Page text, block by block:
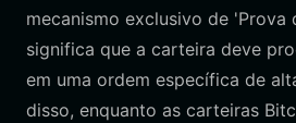
mecanismo exclusivo de 'Prova
significa que a carteira deve
em uma ordem específica de
disso, enquanto as carteiras